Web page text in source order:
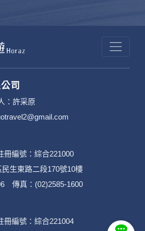
司
：許采原
編號：綜合221000
生東路二段170號10樓
傳真：(02)2585-1600
編號：綜合221004